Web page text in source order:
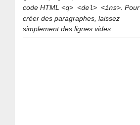
code HTML<q> <del> <ins>. Pour
créer des paragraphes, laissez
simplement des lignes vides.